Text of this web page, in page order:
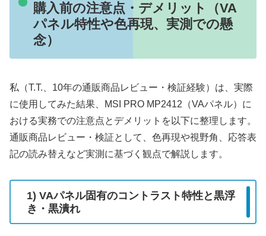
購入前の注意点・デメリット（VA
パネル特性や色再現、実測での懸
念）
私（T.T.、10年の通販商品レビュー・検証経験）は、実際
に使用してみた結果、MSI PRO MP2412（VAパネル）に
おける実務での注意点とデメリットを以下に整理します。
通販商品レビュー・検証として、色再現や視野角、応答表
記の読み替えなど実測に基づく観点で解説します。
1) VAパネル固有のコントラスト特性と黒浮
き・黒潰れ